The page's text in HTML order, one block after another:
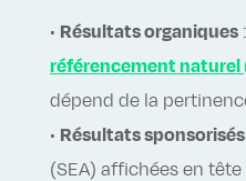
• Résultats organiques
référencement naturel
dépend de la
• Résultats sponsorisés
(SEA) affichées en